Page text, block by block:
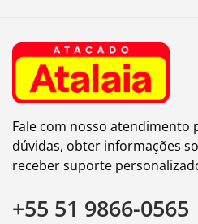
Fale com nosso atendimento
dúvidas, obter informações
receber suporte
+55 51 9866-0565